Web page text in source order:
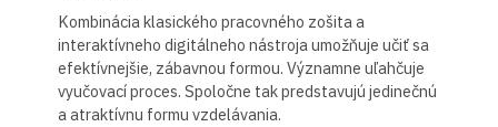
Kombinácia klasického pracovného zošita a
interaktívneho digitálneho nástroja umožňuje učiť sa
efektívnejšie, zábavnou formou. Významne uľahčuje
vyučovací proces. Spoločne tak predstavujú jedinečnú
a atraktívnu formu vzdelávania.